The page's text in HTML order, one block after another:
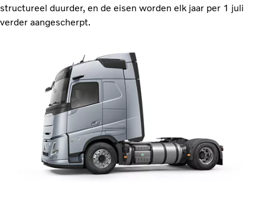
structureel duurder, en de eisen worden elk jaar per 1 juli
verder aangescherpt.